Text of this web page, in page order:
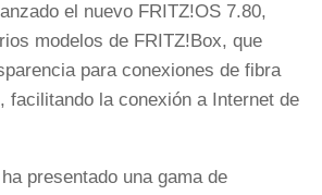
el nuevo FRITZ!OS 7.80,
modelos de FRITZ!Box, que
para conexiones de fibra
facilitando la conexión a Internet de
presentado una gama de